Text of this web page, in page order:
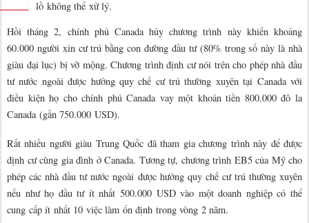
lồ không thể xử lý.
Hồi tháng 2, chính phủ Canada hủy chương trình này khiến khoảng
60.000 người xin cư trú bằng con đường đầu tư (80% trong số này là nhà
giàu đại lục) bị vỡ mộng. Chương trình định cư nói trên cho phép nhà đầu
tư nước ngoài được hưởng quy chế cư trú thường xuyên tại Canada với
điều kiện họ cho chính phủ Canada vay một khoản tiền 800.000 đô la
Canada (gần 750.000 USD).
Rất nhiều người giàu Trung Quốc đã tham gia chương trình này để được
định cư cùng gia đình ở Canada. Tương tự, chương trình EB5 của Mỹ cho
phép các nhà đầu tư nước ngoài được hưởng quy chế cư trú thường xuyên
nếu như họ đầu tư ít nhất 500.000 USD vào một doanh nghiệp có thể
cung cấp ít nhất 10 việc làm ổn định trong vòng 2 năm.